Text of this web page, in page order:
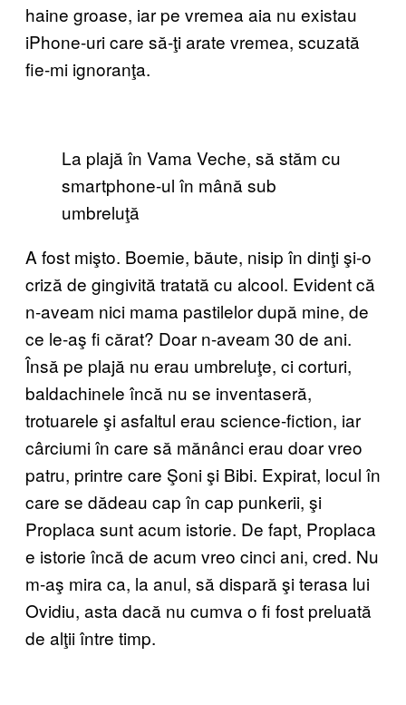
haine groase, iar pe vremea aia nu existau
iPhone-uri care să-ţi arate vremea, scuzată
fie-mi ignoranţa.
La plajă în Vama Veche, să stăm cu
smartphone-ul în mână sub
umbreluţă
A fost mişto. Boemie, băute, nisip în dinţi şi-o
criză de gingivită tratată cu alcool. Evident că
n-aveam nici mama pastilelor după mine, de
ce le-aş fi cărat? Doar n-aveam 30 de ani.
Însă pe plajă nu erau umbreluţe, ci corturi,
baldachinele încă nu se inventaseră,
trotuarele şi asfaltul erau science-fiction, iar
cârciumi în care să mănânci erau doar vreo
patru, printre care Şoni şi Bibi. Expirat, locul în
care se dădeau cap în cap punkerii, şi
Proplaca sunt acum istorie. De fapt, Proplaca
e istorie încă de acum vreo cinci ani, cred. Nu
m-aş mira ca, la anul, să dispară şi terasa lui
Ovidiu, asta dacă nu cumva o fi fost preluată
de alţii între timp.